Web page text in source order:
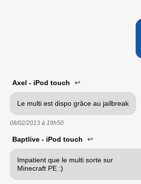
Axel - iPod touch ↩
Le multi est dispo grâce au jailbreak
08/02/2013 à 19h50
Baptlive - iPod touch ↩
Impatient que le multi sorte sur
Minecraft PE :)